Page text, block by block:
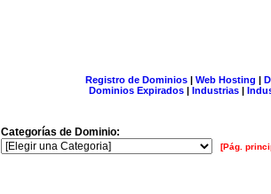
Registro de Dominios| Web Hosting |
Dominios Expirados | Industrias |
Categorías de Dominio:
[Pág.